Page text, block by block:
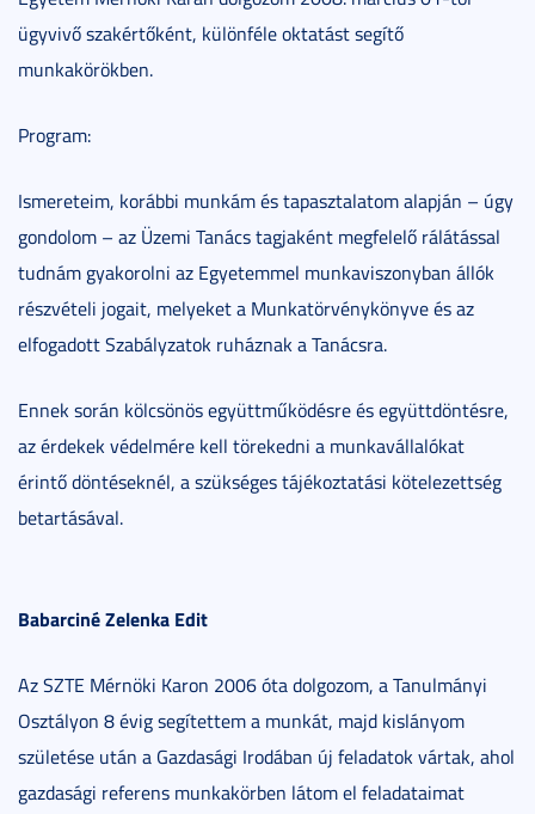
ügyvivő szakértőként, különféle oktatást segítő
munkakörökben.
Program:
Ismereteim, korábbi munkám és tapasztalatom alapján – úgy
gondolom – az Üzemi Tanács tagjaként megfelelő rálátással
tudnám gyakorolni az Egyetemmel munkaviszonyban állók
részvételi jogait, melyeket a Munkatörvénykönyve és az
elfogadott Szabályzatok ruháznak a Tanácsra.
Ennek során kölcsönös együttműködésre és együttdöntésre,
az érdekek védelmére kell törekedni a munkavállalókat
érintő döntéseknél, a szükséges tájékoztatási kötelezettség
betartásával.
Babarciné Zelenka Edit
Az SZTE Mérnöki Karon 2006 óta dolgozom, a Tanulmányi
Osztályon 8 évig segítettem a munkát, majd kislányom
születése után a Gazdasági Irodában új feladatok vártak, ahol
gazdasági referens munkakörben látom el feladataimat